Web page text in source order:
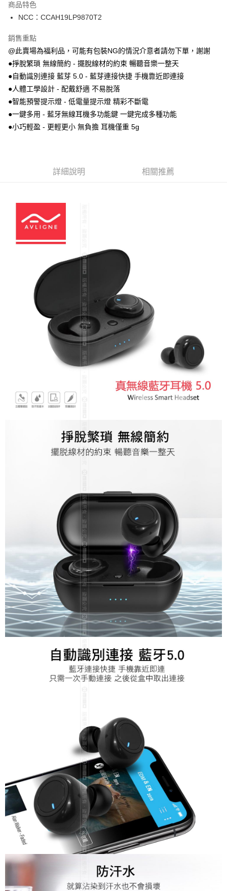
合作金庫商業銀行
華南商業銀行
國泰世華商業銀行
臺灣中小企業銀行
台中商業銀行
匯豐（台灣）商業銀行
華泰商業銀行
聯邦商業銀行
遠東國際商業銀行
元大商業銀行
台新國際商業銀行
中國信託商業銀行
台灣樂天信用卡公司
Apple Pay
街口支付
悠遊付
Google Pay
全盈+PAY
線上付款後全家取貨
每筆NT$60，滿NT$699(含以上)免運費
每筆NT$60，滿NT$699(含以上)免運費
線上付款後7-11取貨
每筆NT$60，滿NT$699(含以上)免運費
每筆NT$60，滿NT$699(含以上)免運費
商品特色
NCC：CCAH19LP9870T2
銷售重點
@此賣場為福利品，可能有包裝NG的情況介意者請勿下單，謝謝
●掙脫繁瑣 無線簡約 - 擺脫線材的約束 暢聽音樂一整天
●自動識別連接 藍芽 5.0 - 藍芽連接快捷 手機靠近即連接
●人體工學設計 - 配戴舒適 不易脫落
●智能預警提示燈 - 低電量提示燈 精彩不斷電
●一鍵多用 - 藍牙無線耳機多功能鍵 一鍵完成多種功能
●小巧輕盈 - 更輕更小 無負擔 耳機僅重 5g
詳細說明 相關推薦